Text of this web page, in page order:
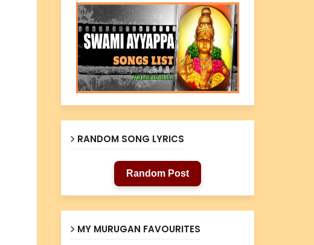
RANDOM SONG LYRICS
Random Post
MY MURUGAN FAVOURITES